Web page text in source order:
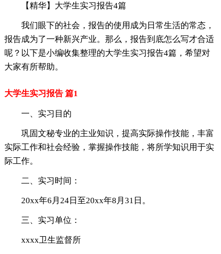
【精华】大学生实习报告4篇
我们眼下的社会，报告的使用成为日常生活的常态，
报告成为了一种新兴产业。那么，报告到底怎么写才合适
呢？以下是小编收集整理的大学生实习报告4篇，希望对
大家有所帮助。
大学生实习报告 篇1
一、实习目的
巩固文秘专业的主业知识，提高实际操作技能，丰富
实际工作和社会经验，掌握操作技能，将所学知识用于实
际工作。
二、实习时间：
20xx年6月24日至20xx年8月31日。
三、实习单位：
xxxx卫生监督所